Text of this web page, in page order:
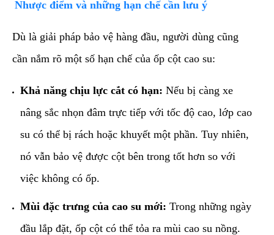
​Nhược điểm và những hạn chế cần lưu ý
​Dù là giải pháp bảo vệ hàng đầu, người dùng cũng
cần nắm rõ một số hạn chế của ốp cột cao su:
Khả năng chịu lực cắt có hạn: Nếu bị càng xe
nâng sắc nhọn đâm trực tiếp với tốc độ cao, lớp cao
su có thể bị rách hoặc khuyết một phần. Tuy nhiên,
nó vẫn bảo vệ được cột bên trong tốt hơn so với
việc không có ốp.
Mùi đặc trưng của cao su mới: Trong những ngày
đầu lắp đặt, ốp cột có thể tỏa ra mùi cao su nồng.